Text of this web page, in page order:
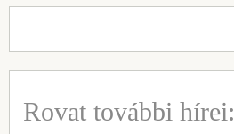
Rovat további hírei: